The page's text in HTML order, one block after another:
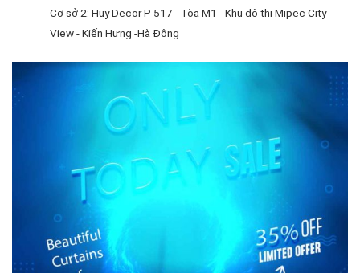
Cơ sở 2: Huy Decor P 517 - Tòa M1 - Khu đô thị Mipec City
View - Kiến Hưng -Hà Đông